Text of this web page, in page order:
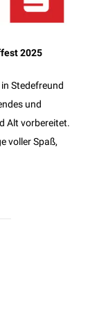
2025
Stedefreund
und
Alt vorbereitet.
voller Spaß,